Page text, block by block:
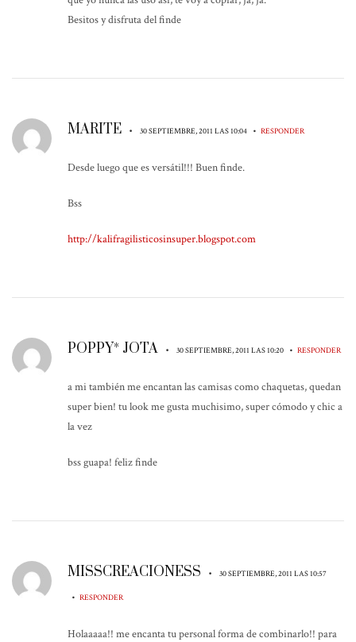
Besitos y disfruta del finde
MARITE • 30 SEPTIEMBRE, 2011 LAS 10:04 • RESPONDER
Desde luego que es versátil!!! Buen finde.
Bss
http://kalifragilisticosinsuper.blogspot.com
POPPY* JOTA • 30 SEPTIEMBRE, 2011 LAS 10:20 • RESPONDER
a mi también me encantan las camisas como chaquetas, quedan
super bien! tu look me gusta muchisimo, super cómodo y chic a
la vez
bss guapa! feliz finde
MISSCREACIONESS • 30 SEPTIEMBRE, 2011 LAS 10:57
• RESPONDER
Holaaaaa!! me encanta tu personal forma de combinarlo!! para